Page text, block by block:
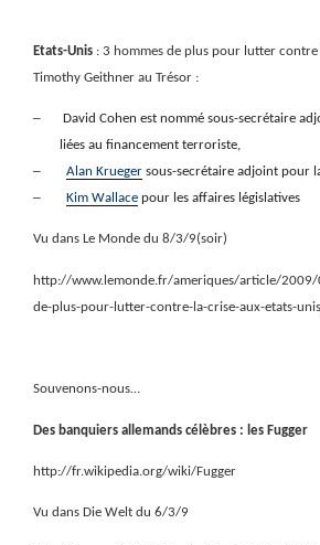
Etats-Unis : 3 hommes de plus pour lutter
Timothy Geithner au Trésor :
–
David Cohen est nommé sous-secrétaire
liées au financement terroriste,
– Alan Krueger sous-secrétaire adjoint pour
– Kim Wallace pour les affaires législatives
Vu dans Le Monde du 8/3/9(soir)
http://www.lemonde.fr/ameriques/article/
de-plus-pour-lutter-contre-la-crise-aux-etats-
Souvenons-nous…
Des banquiers allemands célèbres : les Fugger
http://fr.wikipedia.org/wiki/Fugger
Vu dans Die Welt du 6/3/9